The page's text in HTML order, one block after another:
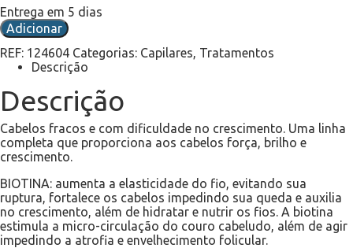
Entrega em 5 dias
Adicionar
REF: 124604 Categorias: Capilares, Tratamentos
Descrição
Descrição
Cabelos fracos e com dificuldade no crescimento. Uma linha
completa que proporciona aos cabelos força, brilho e
crescimento.
BIOTINA: aumenta a elasticidade do fio, evitando sua
ruptura, fortalece os cabelos impedindo sua queda e auxilia
no crescimento, além de hidratar e nutrir os fios. A biotina
estimula a micro-circulação do couro cabeludo, além de agir
impedindo a atrofia e envelhecimento folicular.